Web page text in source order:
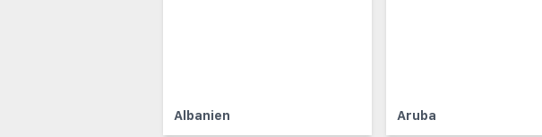
Albanien Aruba